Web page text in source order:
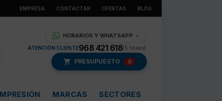
EMPRESA CONTACTAR OFERTAS BLOG
HORARIOS Y WHATSAPP ▼
ATENCIÓN CLIENTE968 421 618(5 líneas)
PRESUPUESTO 0
MARCAS SECTORES